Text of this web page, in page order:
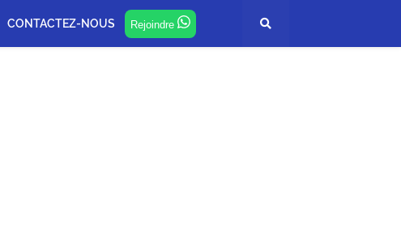
CONTACTEZ-NOUS Rejoindre